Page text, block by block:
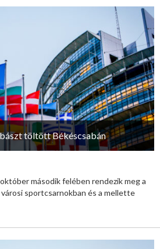
töltött Békéscsabán
második felében rendezik meg a
sportcsarnokban és a mellette